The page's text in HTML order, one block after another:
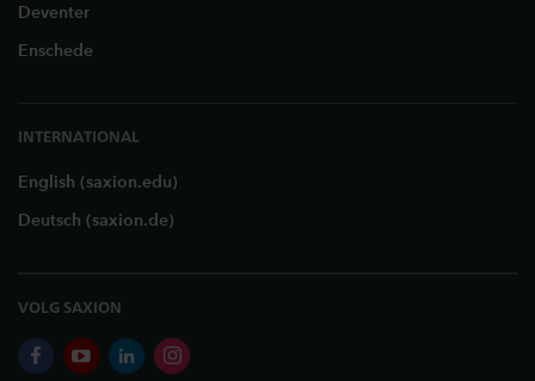
Deventer
Enschede
INTERNATIONAL
English (saxion.edu)
Deutsch (saxion.de)
VOLG SAXION
facebookyoutubelinkedininstagram